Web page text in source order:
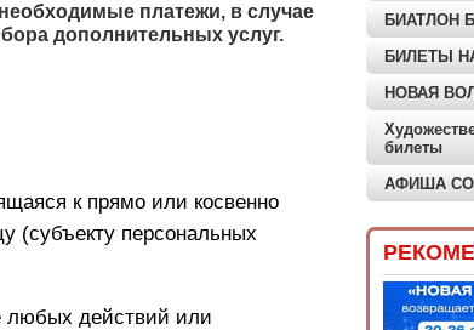
платежи, в случае
дополнительных услуг.
к прямо или косвенно
(субъекту персональных
любых действий или
БИАТЛОН
БИЛЕТЫ
НОВАЯ
билеты
АФИША